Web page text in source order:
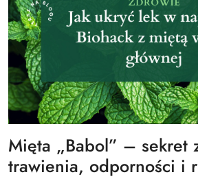
Mięta „Babol” – sekret
trawienia, odporności i